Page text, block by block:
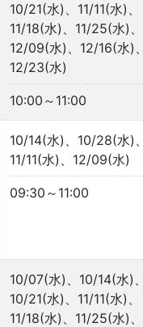
10/21(水)、11/11(水)、
11/18(水)、11/25(水)、
12/09(水)、12/16(水)、
12/23(水)
10:00～11:00
10/14(水)、10/28(水)、
11/11(水)、12/09(水)
09:30～11:00
10/07(水)、10/14(水)、
10/21(水)、11/11(水)、
11/18(水)、11/25(水)、